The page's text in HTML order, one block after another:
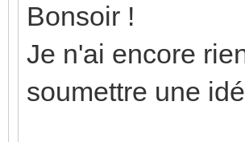
Bonsoir !
Je n'ai encore
soumettre une